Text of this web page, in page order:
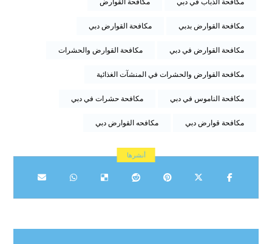
مكافحة الذباب في دبي مكافحة القوارض
مكافحة القوارض بدبي مكافحة القوارض دبي
مكافحة القوارض في دبي مكافحة القوارض والحشرات
مكافحة القوارض والحشرات في المنشآت الغذائية
مكافحة الناموس في دبي مكافحة حشرات في دبي
مكافحة قوارض دبي مكافحه القوارض دبي